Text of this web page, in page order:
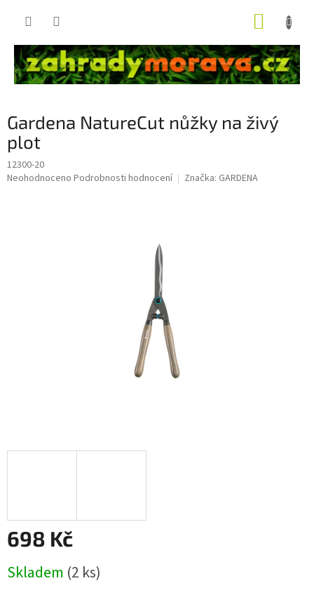
Gardena NatureCut nůžky na živý
plot
12300-20
Průměrné
Neohodnoceno Podrobnosti hodnocení Značka: GARDENA
698 Kč
cena:
Skladem (2 ks)